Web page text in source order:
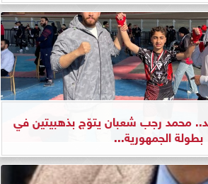
محمد رجب شعبان يتوّج بذهبيتين في
بطولة الجمهورية...